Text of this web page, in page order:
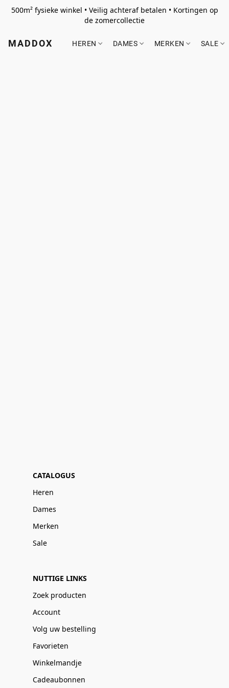
500m² fysieke winkel • Veilig achteraf betalen • Kortingen op
de zomercollectie
MADDOX HEREN DAMES MERKEN SALE
CATALOGUS
Heren
Dames
Merken
Sale
NUTTIGE LINKS
Zoek producten
Account
Volg uw bestelling
Favorieten
Winkelmandje
Cadeaubonnen